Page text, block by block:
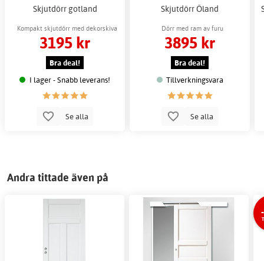
Skjutdörr gotland
Kompakt skjutdörr med dekorskiva
3195 kr
Bra deal!
I lager - Snabb leverans!
Se alla
Skjutdörr Öland
Dörr med ram av furu
3895 kr
Bra deal!
Tillverkningsvara
Se alla
Andra tittade även på